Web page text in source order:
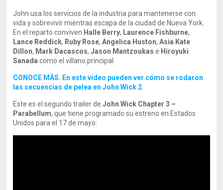
John usa los servicios de la industria para mantenerse con
vida y sobrevivir mientras escapa de la ciudad de Nueva York.
En el reparto conviven Halle Berry, Laurence Fishburne,
Lance Reddick, Ruby Rose,Angelica Huston,Asia Kate
Dillon, Mark Dacascos,Jason Mantzoukas e Hiroyuki
Sanada como el villano principal.
CONOCE MÁS. En este video pueden ver cómo se rodaron
las secuencias de pelea en John Wick 2
Este es el segundo trailer deJohn Wick Chapter 3 –
Parabellum, que tiene programado su estreno en Estados
Unidos para el 17 de mayo: